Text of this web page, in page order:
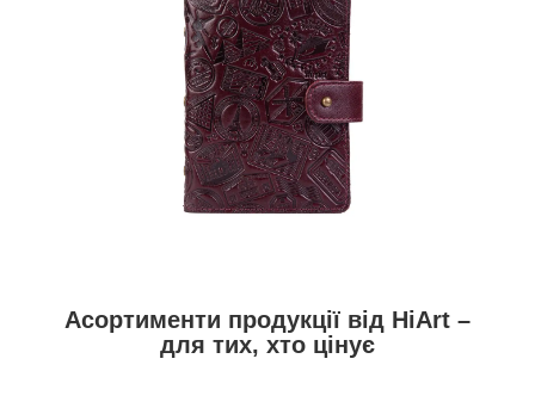
Асортименти продукції від HiArt –
для тих, хто цінує